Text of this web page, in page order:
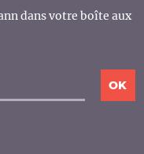
dans votre boîte aux